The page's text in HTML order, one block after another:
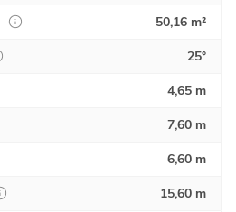
50,16 m²
25°
4,65 m
7,60 m
6,60 m
15,60 m